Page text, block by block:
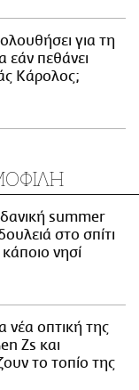
για τη
εάν πεθάνει
Κάρολος;
summer
στο σπίτι
νησί
νέα οπτική της
Zs και
το τοπίο της